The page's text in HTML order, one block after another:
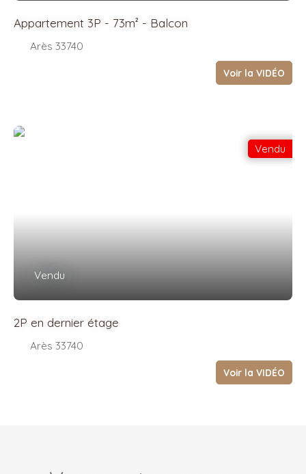
Appartement 3P - 73m² - Balcon
Arès 33740
Voir la VIDÉO
Vendu
Vendu
2P en dernier étage
Arès 33740
Voir la VIDÉO